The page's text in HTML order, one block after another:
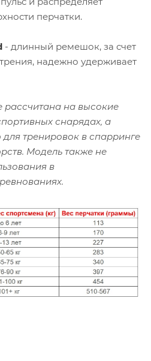
перчатки.
- длинный ремешок, за счет
надежно удерживает
рассчитана на высокие
снарядах, а
тренировок в спарринге
Модель также не
в